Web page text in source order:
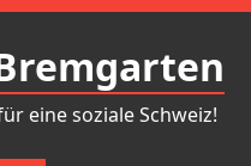
eine soziale Schweiz!